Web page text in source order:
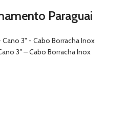
Paraguai
3″ – Cabo Borracha Inox